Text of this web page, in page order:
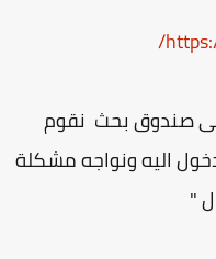
صندوق بحث نقوم
اليه ونواجه مشكلة